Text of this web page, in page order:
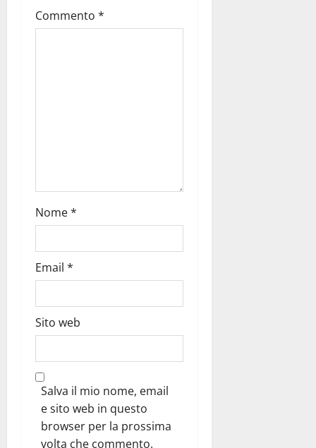
Commento *
Nome*
Email *
Sito web
Salva il mio nome, email
e sito web in questo
browser per la prossima
volta che commento.